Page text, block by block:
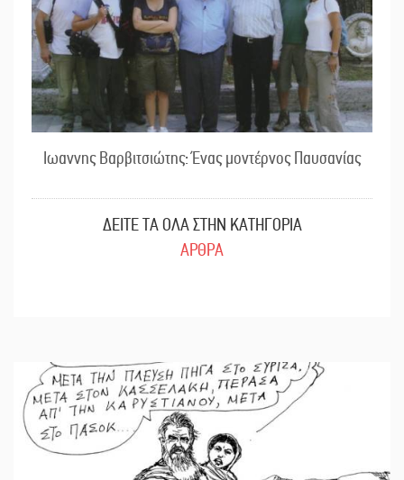
Ιωαννης Βαρβιτσιώτης: Ένας μοντέρνος Παυσανίας
ΔΕΙΤΕ ΤΑ ΟΛΑ ΣΤΗΝ ΚΑΤΗΓΟΡΙΑ
ΑΡΘΡΑ